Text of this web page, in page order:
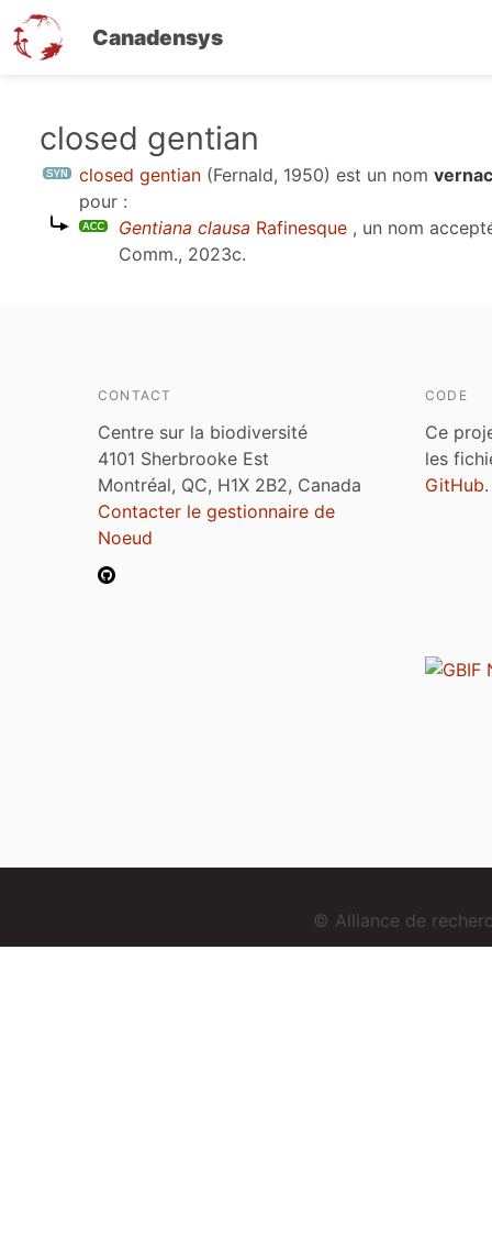
Canadensys
contenu
closed gentian
closed gentian (Fernald, 1950) est un nom
pour :
Gentiana clausa Rafinesque , un nom
Comm., 2023c.
CONTACT
Centre sur la biodiversité
4101 Sherbrooke Est
Montréal, QC, H1X 2B2, Canada
Contacter le gestionnaire de
Noeud
CODE
Ce
les
GitHub.
© Alliance de